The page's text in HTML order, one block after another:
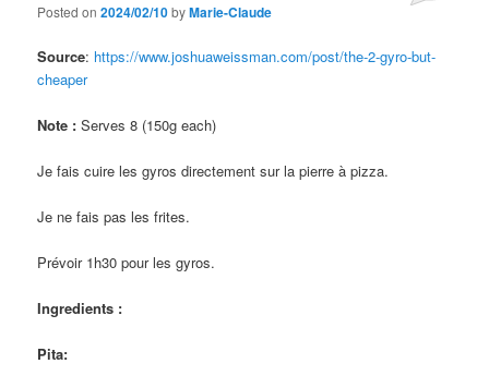
Posted on2024/02/10byMarie-Claude
Source: https://www.joshuaweissman.com/post/the-2-gyro-but-
cheaper
Note :Serves 8 (150g each)
Je fais cuire les gyros directement sur la pierre à pizza.
Je ne fais pas les frites.
Prévoir 1h30 pour les gyros.
Ingredients :
Pita: